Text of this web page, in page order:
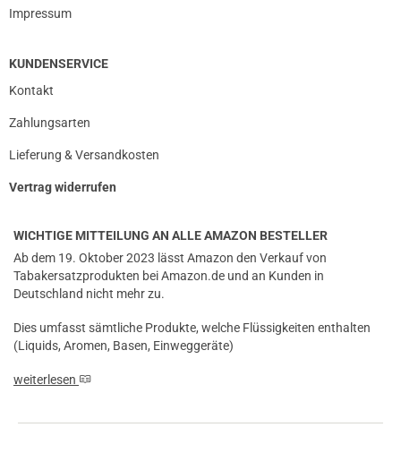
Impressum
KUNDENSERVICE
Kontakt
Zahlungsarten
Lieferung & Versandkosten
Vertrag widerrufen
WICHTIGE MITTEILUNG AN ALLE AMAZON BESTELLER
Ab dem 19. Oktober 2023 lässt Amazon den Verkauf von
Tabakersatzprodukten bei Amazon.de und an Kunden in
Deutschland nicht mehr zu.
Dies umfasst sämtliche Produkte, welche Flüssigkeiten enthalten
(Liquids, Aromen, Basen, Einweggeräte)
weiterlesen